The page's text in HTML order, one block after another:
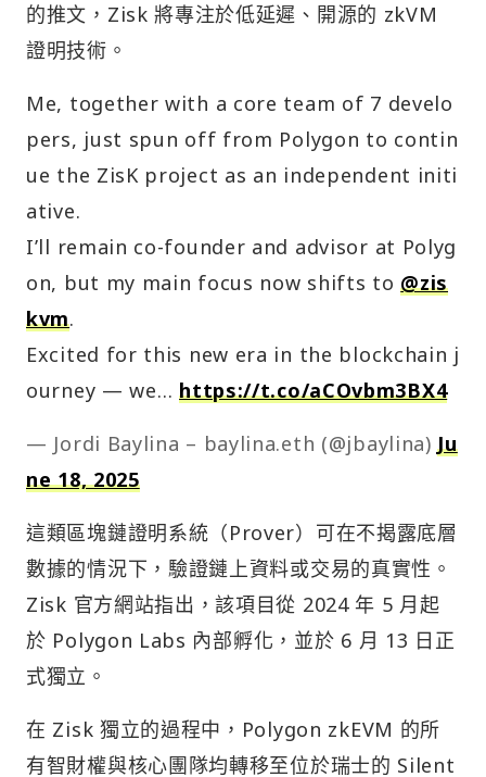
的推文，Zisk 將專注於低延遲、開源的 zkVM
證明技術。
Me, together with a core team of 7 develo
pers, just spun off from Polygon to contin
ue the ZisK project as an independent initi
ative.
I’ll remain co-founder and advisor at Polyg
on, but my main focus now shifts to@zis
kvm.
Excited for this new era in the blockchain j
ourney — we…https://t.co/aCOvbm3BX4
— Jordi Baylina – baylina.eth (@jbaylina)Ju
ne 18, 2025
這類區塊鏈證明系統（Prover）可在不揭露底層
數據的情況下，驗證鏈上資料或交易的真實性。
Zisk 官方網站指出，該項目從 2024 年 5 月起
於 Polygon Labs 內部孵化，並於 6 月 13 日正
式獨立。
在 Zisk 獨立的過程中，Polygon zkEVM 的所
有智財權與核心團隊均轉移至位於瑞士的 Silent